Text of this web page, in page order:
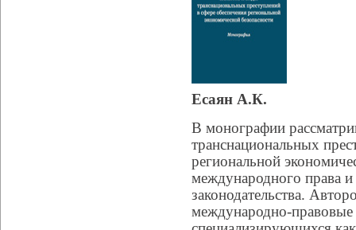
Есаян А.К.
В монографии
транснациональных
региональной
международного права и
законодательства.
международно-